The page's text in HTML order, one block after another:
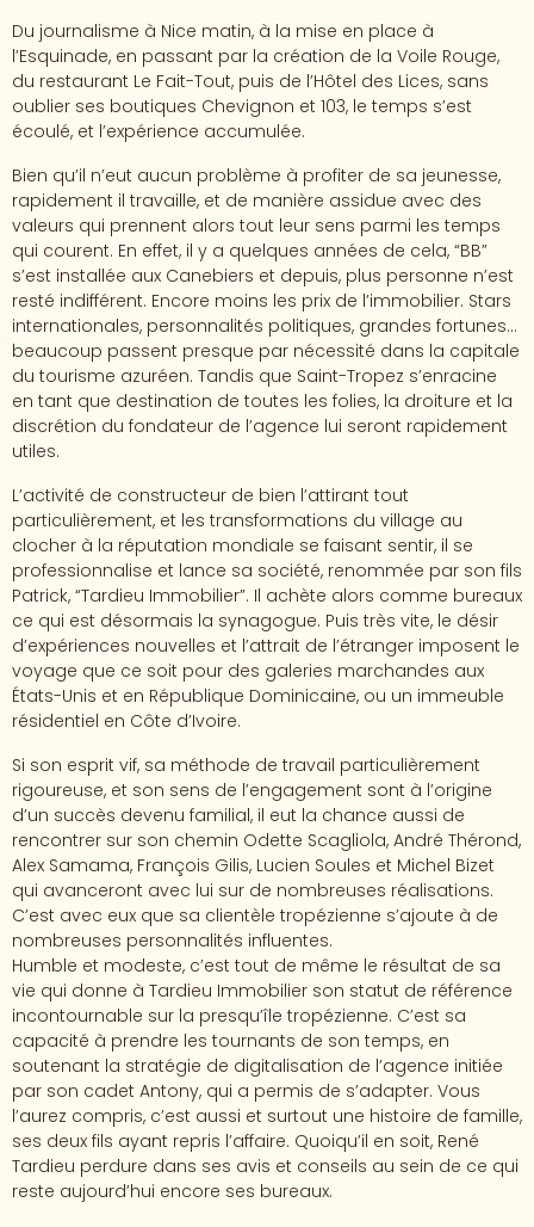
Du journalisme à Nice matin, à la mise en place à
l’Esquinade, en passant par la création de la Voile Rouge,
du restaurant Le Fait-Tout, puis de l’Hôtel des Lices, sans
oublier ses boutiques Chevignon et 103, le temps s’est
écoulé, et l’expérience accumulée.
Bien qu’il n’eut aucun problème à profiter de sa jeunesse,
rapidement il travaille, et de manière assidue avec des
valeurs qui prennent alors tout leur sens parmi les temps
qui courent. En effet, il y a quelques années de cela, “BB”
s’est installée aux Canebiers et depuis, plus personne n’est
resté indifférent. Encore moins les prix de l’immobilier. Stars
internationales, personnalités politiques, grandes fortunes…
beaucoup passent presque par nécessité dans la capitale
du tourisme azuréen. Tandis que Saint-Tropez s’enracine
en tant que destination de toutes les folies, la droiture et la
discrétion du fondateur de l’agence lui seront rapidement
utiles.
L’activité de constructeur de bien l’attirant tout
particulièrement, et les transformations du village au
clocher à la réputation mondiale se faisant sentir, il se
professionnalise et lance sa société, renommée par son fils
Patrick, “Tardieu Immobilier”. Il achète alors comme bureaux
ce qui est désormais la synagogue. Puis très vite, le désir
d’expériences nouvelles et l’attrait de l’étranger imposent le
voyage que ce soit pour des galeries marchandes aux
États-Unis et en République Dominicaine, ou un immeuble
résidentiel en Côte d’Ivoire.
Si son esprit vif, sa méthode de travail particulièrement
rigoureuse, et son sens de l’engagement sont à l’origine
d’un succès devenu familial, il eut la chance aussi de
rencontrer sur son chemin Odette Scagliola, André Thérond,
Alex Samama, François Gilis, Lucien Soules et Michel Bizet
qui avanceront avec lui sur de nombreuses réalisations.
C’est avec eux que sa clientèle tropézienne s’ajoute à de
nombreuses personnalités influentes.
Humble et modeste, c’est tout de même le résultat de sa
vie qui donne à Tardieu Immobilier son statut de référence
incontournable sur la presqu’île tropézienne. C’est sa
capacité à prendre les tournants de son temps, en
soutenant la stratégie de digitalisation de l’agence initiée
par son cadet Antony, qui a permis de s’adapter. Vous
l’aurez compris, c’est aussi et surtout une histoire de famille,
ses deux fils ayant repris l’affaire. Quoiqu’il en soit, René
Tardieu perdure dans ses avis et conseils au sein de ce qui
reste aujourd’hui encore ses bureaux.